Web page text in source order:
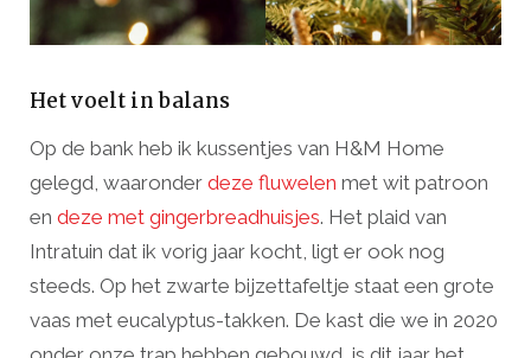
Het voelt in balans
Op de bank heb ik kussentjes van H&M Home
gelegd, waaronder deze fluwelen met wit patroon
en deze met gingerbreadhuisjes. Het plaid van
Intratuin dat ik vorig jaar kocht, ligt er ook nog
steeds. Op het zwarte bijzettafeltje staat een grote
vaas met eucalyptus-takken. De kast die we in 2020